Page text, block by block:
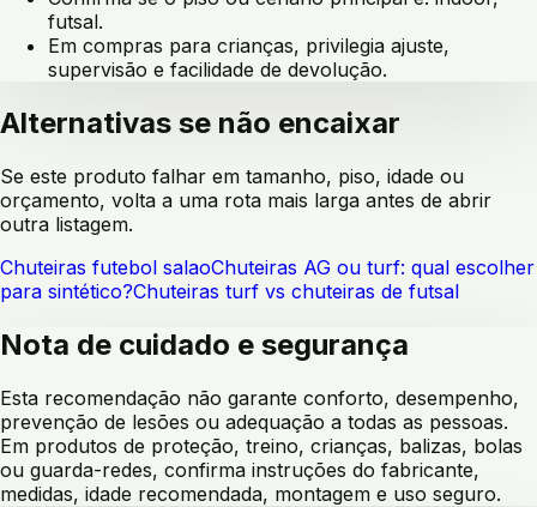
futsal.
Em compras para crianças, privilegia ajuste,
supervisão e facilidade de devolução.
Alternativas se não encaixar
Se este produto falhar em tamanho, piso, idade ou
orçamento, volta a uma rota mais larga antes de abrir
outra listagem.
Chuteiras futebol salaoChuteiras AG ou turf: qual escolher
para sintético?Chuteiras turf vs chuteiras de futsal
Nota de cuidado e segurança
Esta recomendação não garante conforto, desempenho,
prevenção de lesões ou adequação a todas as pessoas.
Em produtos de proteção, treino, crianças, balizas, bolas
ou guarda-redes, confirma instruções do fabricante,
medidas, idade recomendada, montagem e uso seguro.